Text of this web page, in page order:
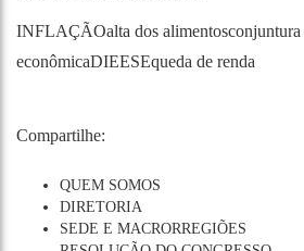
INFLAÇÃOalta dos alimentosconjuntura
econômicaDIEESEqueda de renda
Compartilhe:
QUEM SOMOS
DIRETORIA
SEDE E MACRORREGIÕES